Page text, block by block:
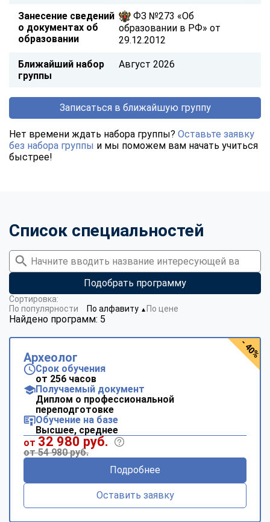
Занесение сведений
о документах об
образовании
ФЗ №273 «Об
образовании в РФ» от
29.12.2012
Ближайший набор
группы
Август 2026
Записаться в ближайшую группу
Нет времени ждать набора группы? Оставьте заявку
без набора группы и мы поможем вам начать учиться
быстрее!
Список специальностей
Подобрать программу
Найдено программ: 5
Сортировка:
По популярности
По алфавиту ▼ По цене
Археолог
Срок обучения
от 256 часов
Получаемый документ
Диплом о профессиональной
переподготовке
Обучение на базе
Высшее, среднее
от 32 980 руб.
от 54 980 руб.
Подробнее
Оставить заявку
- 40%